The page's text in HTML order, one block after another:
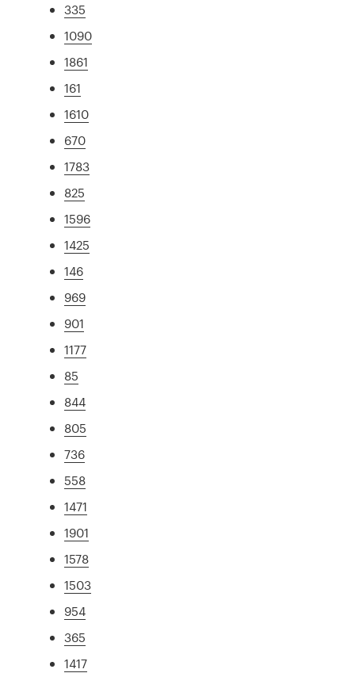
335
1090
1861
161
1610
670
1783
825
1596
1425
146
969
901
1177
85
844
805
736
558
1471
1901
1578
1503
954
365
1417